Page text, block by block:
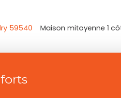
59540 Maison mitoyenne 1